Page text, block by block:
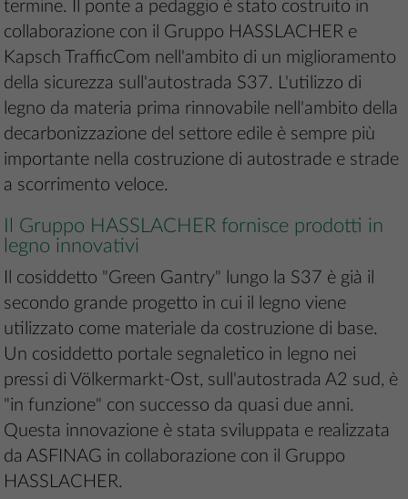
termine. Il ponte a pedaggio è stato costruito in
collaborazione con il Gruppo HASSLACHER e
Kapsch TrafficCom nell'ambito di un miglioramento
della sicurezza sull'autostrada S37. L'utilizzo di
legno da materia prima rinnovabile nell'ambito della
decarbonizzazione del settore edile è sempre più
importante nella costruzione di autostrade e strade
a scorrimento veloce.
Il Gruppo HASSLACHER fornisce prodotti in
legno innovativi
Il cosiddetto "Green Gantry" lungo la S37 è già il
secondo grande progetto in cui il legno viene
utilizzato come materiale da costruzione di base.
Un cosiddetto portale segnaletico in legno nei
pressi di Völkermarkt-Ost, sull'autostrada A2 sud, è
"in funzione" con successo da quasi due anni.
Questa innovazione è stata sviluppata e realizzata
da ASFINAG in collaborazione con il Gruppo
HASSLACHER.